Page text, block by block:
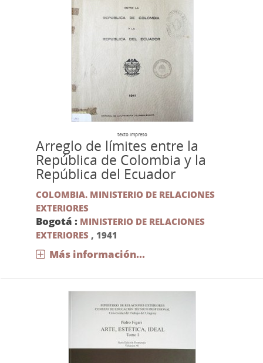
texto impreso
Arreglo de límites entre la
República de Colombia y la
República del Ecuador
COLOMBIA. MINISTERIO DE RELACIONES
EXTERIORES
Bogotá : MINISTERIO DE RELACIONES
EXTERIORES , 1941
Más información...